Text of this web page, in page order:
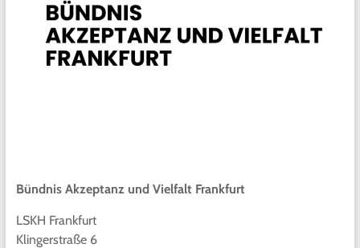
Bündnis Akzeptanz und Vielfalt Frankfurt
LSKH Frankfurt
Klingerstraße 6